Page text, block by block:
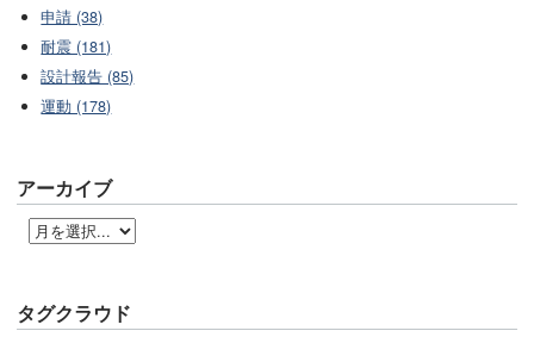
申請 (38)
耐震 (181)
設計報告 (85)
運動 (178)
アーカイブ
タグクラウド